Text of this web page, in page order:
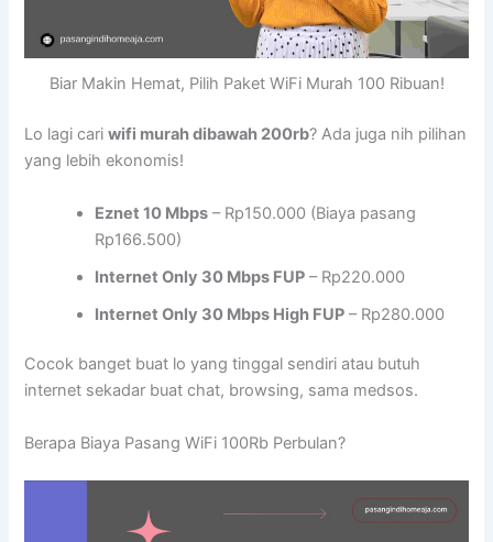
Biar Makin Hemat, Pilih Paket WiFi Murah 100 Ribuan!
Lo lagi cariwifi murah dibawah 200rb? Ada juga nih pilihan
yang lebih ekonomis!
Eznet 10 Mbps – Rp150.000 (Biaya pasang
Rp166.500)
Internet Only 30 Mbps FUP – Rp220.000
Internet Only 30 Mbps High FUP – Rp280.000
Cocok banget buat lo yang tinggal sendiri atau butuh
internet sekadar buat chat, browsing, sama medsos.
Berapa Biaya Pasang WiFi 100Rb Perbulan?